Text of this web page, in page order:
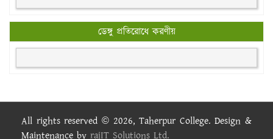
ডেঙ্গু প্রতিরোধে করণীয়
All rights reserved © 2026, Taherpur College. Design &
Maintenance by rajIT Solutions Ltd.